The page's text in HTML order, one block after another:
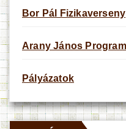
Bor Pál Fizikaverseny
Arany János Program
Pályázatok